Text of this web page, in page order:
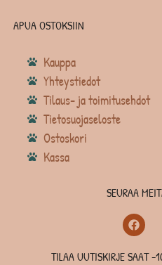
APUA OSTOKSIIN
Kauppa
Yhteystiedot
Tilaus- ja toimitusehdot
Tietosuojaseloste
Ostoskori
Kassa
SEURAA
TILAA UUTISKIRJE SAAT -